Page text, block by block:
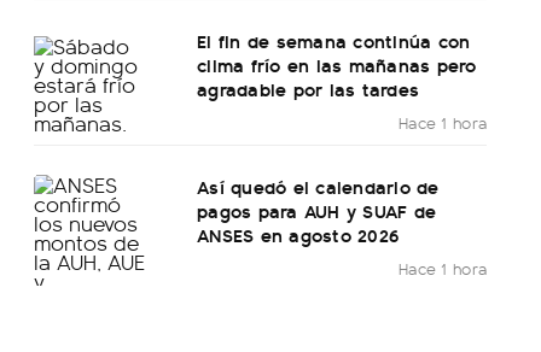
El fin de semana continúa con
clima frío en las mañanas pero
agradable por las tardes
Hace 1 hora
Así quedó el calendario de
pagos para AUH y SUAF de
ANSES en agosto 2026
Hace 1 hora